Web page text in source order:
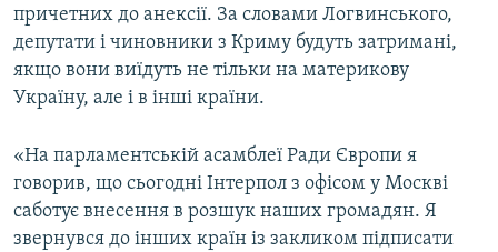
причетних до анексії. За словами Логвинського,
депутати і чиновники з Криму будуть затримані,
якщо вони виїдуть не тільки на материкову
Україну, але і в інші країни.
«На парламентській асамблеї Ради Європи я
говорив, що сьогодні Інтерпол з офісом у Москві
саботує внесення в розшук наших громадян. Я
звернувся до інших країн із закликом підписати